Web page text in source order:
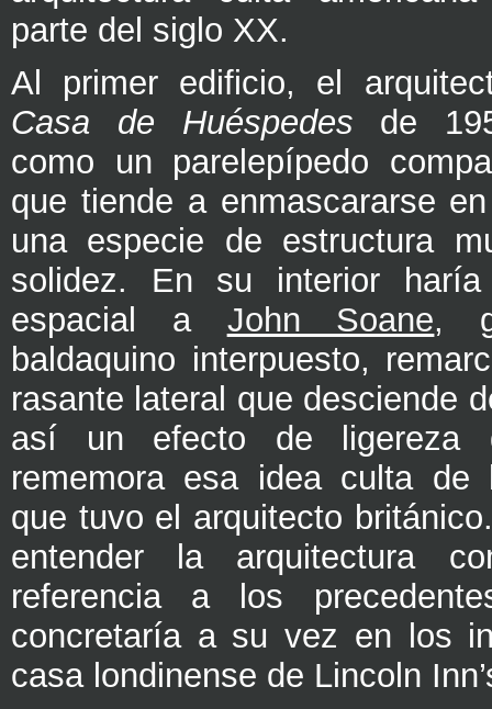
parte del siglo XX.
Al primer edificio, el
Casa de Huéspedes de
como un parelepípedo
que tiende a enmascararse
una especie de estructura
solidez. En su interior haría
espacial a John Soane,
baldaquino interpuesto,
rasante lateral que desciende
así un efecto de ligereza
rememora esa idea culta de
que tuvo el arquitecto
entender la arquitectura
referencia a los
concretaría a su vez en los
casa londinense de Lincoln